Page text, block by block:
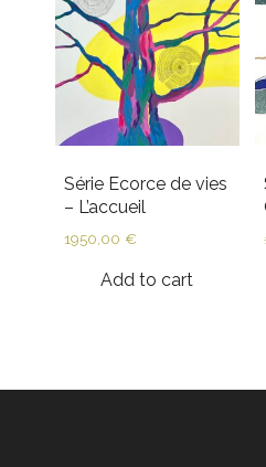
Série Ecorce de vies
– L’accueil
1950,00 €
Add to cart